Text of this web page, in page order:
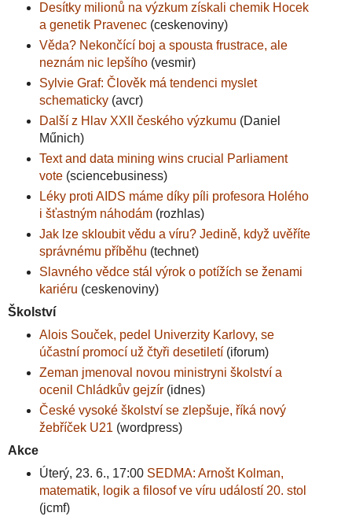
Desítky milionů na výzkum získali chemik Hocek
a genetik Pravenec(ceskenoviny)
Věda? Nekončící boj a spousta frustrace, ale
neznám nic lepšího(vesmir)
Sylvie Graf: Člověk má tendenci myslet
schematicky(avcr)
Další z Hlav XXII českého výzkumu (Daniel
Műnich)
Text and data mining wins crucial Parliament
vote(sciencebusiness)
Léky proti AIDS máme díky píli profesora Holého
i šťastným náhodám(rozhlas)
Jak lze skloubit vědu a víru? Jedině, když uvěříte
správnému příběhu (technet)
Slavného vědce stál výrok o potížích se ženami
kariéru (ceskenoviny)
Školství
Alois Souček, pedel Univerzity Karlovy, se
účastní promocí už čtyři desetiletí(iforum)
Zeman jmenoval novou ministryni školství a
ocenil Chládkův gejzír(idnes)
České vysoké školství se zlepšuje, říká nový
žebříček U21 (wordpress)
Akce
Úterý, 23. 6., 17:00 SEDMA: Arnošt Kolman,
matematik, logik a filosof ve víru událostí 20. stol
(jcmf)